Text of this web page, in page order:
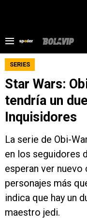
SERIES
Star Wars:
tendría un
Inquisidores
La serie de Obi-
en los seguidores
esperan ver
personajes más
indica que hay un
maestro jedi.